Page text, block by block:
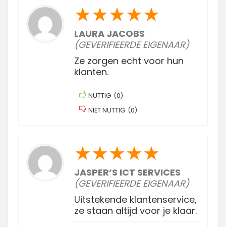
★★★★★
LAURA JACOBS
(GEVERIFIEERDE EIGENAAR)
Ze zorgen echt voor hun
klanten.
NUTTIG (0)
NIET NUTTIG (0)
★★★★★
JASPER’S ICT SERVICES
(GEVERIFIEERDE EIGENAAR)
Uitstekende klantenservice,
ze staan altijd voor je klaar.